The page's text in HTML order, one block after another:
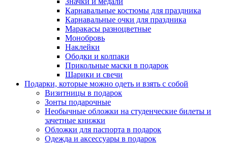
Карнавальные костюмы для праздника
Карнавальные очки для праздника
Маракасы разноцветные
Монобровь
Наклейки
Ободки и колпаки
Прикольные маски в подарок
Шарики и свечи
Подарки, которые можно одеть и взять с собой
Визитницы в подарок
Зонты подарочные
Необычные обложки на студенческие билеты и
зачетные книжки
Обложки для паспорта в подарок
Одежда и аксессуары в подарок